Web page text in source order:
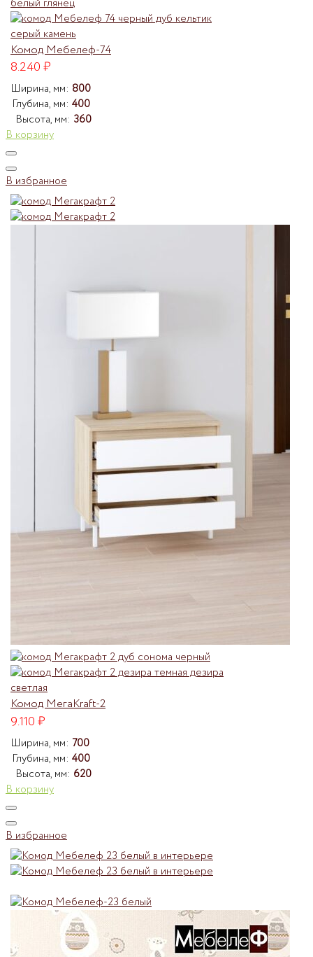
Комод Мебелеф-74
8.240₽
Ширина, мм: 800
Глубина, мм: 400
Высота, мм: 360
В корзину
В избранное
Комод МегаKraft-2
9.110₽
Ширина, мм: 700
Глубина, мм: 400
Высота, мм: 620
В корзину
В избранное